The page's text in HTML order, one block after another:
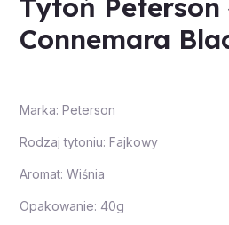
Tytoń Peterson
Connemara
Marka: Peterson
Rodzaj tytoniu: Fajkowy
Aromat: Wiśnia
Opakowanie: 40g